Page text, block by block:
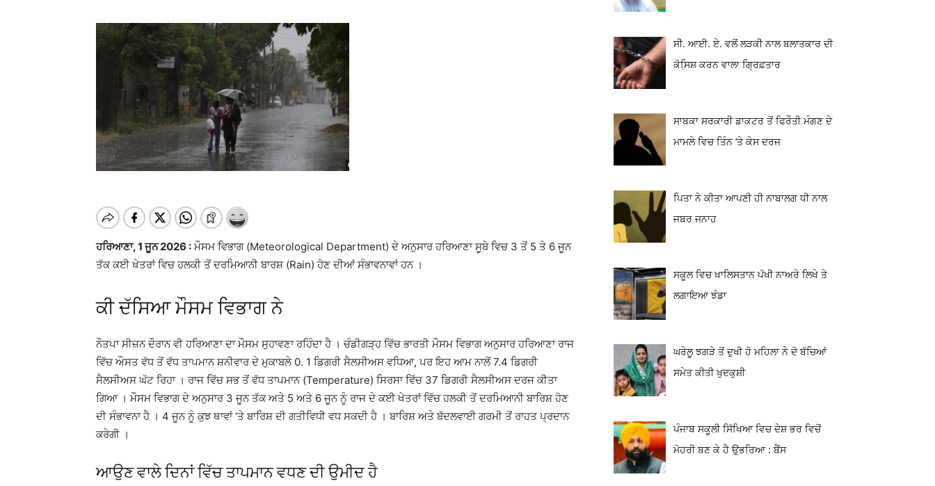
ਹਰਿਆਣਾ, 1 ਜੂਨ 2026 : ਮੌਸਮ ਵਿਭਾਗ (Meteorological Department) ਦੇ ਅਨੁਸਾਰ ਹਰਿਆਣਾ ਸੂਬੇ ਵਿਚ 3 ਤੋਂ 5 ਤੇ 6 ਜੂਨ
ਤੱਕ ਕਈ ਖੇਤਰਾਂ ਵਿਚ ਹਲਕੀ ਤੋਂ ਦਰਮਿਆਨੀ ਬਾਰਸ਼ (Rain) ਹੋਣ ਦੀਆਂ ਸੰਭਾਵਨਾਵਾਂ ਹਨ ।
ਕੀ ਦੱਸਿਆ ਮੌਸਮ ਵਿਭਾਗ ਨੇ
ਨੌਤਪਾ ਸੀਜ਼ਨ ਦੌਰਾਨ ਵੀ ਹਰਿਆਣਾ ਦਾ ਮੌਸਮ ਸੁਹਾਵਣਾ ਰਹਿੰਦਾ ਹੈ । ਚੰਡੀਗੜ੍ਹ ਵਿੱਚ ਭਾਰਤੀ ਮੌਸਮ ਵਿਭਾਗ ਅਨੁਸਾਰ ਹਰਿਆਣਾ ਰਾਜ
ਵਿੱਚ ਔਸਤ ਵੱਧ ਤੋਂ ਵੱਧ ਤਾਪਮਾਨ ਸ਼ਨੀਵਾਰ ਦੇ ਮੁਕਾਬਲੇ 0. 1 ਡਿਗਰੀ ਸੈਲਸੀਅਸ ਵਧਿਆ, ਪਰ ਇਹ ਆਮ ਨਾਲੋਂ 7.4 ਡਿਗਰੀ
ਸੈਲਸੀਅਸ ਘੱਟ ਰਿਹਾ । ਰਾਜ ਵਿੱਚ ਸਭ ਤੋਂ ਵੱਧ ਤਾਪਮਾਨ (Temperature) ਸਿਰਸਾ ਵਿੱਚ 37 ਡਿਗਰੀ ਸੈਲਸੀਅਸ ਦਰਜ ਕੀਤਾ
ਗਿਆ । ਮੌਸਮ ਵਿਭਾਗ ਦੇ ਅਨੁਸਾਰ 3 ਜੂਨ ਤੱਕ ਅਤੇ 5 ਅਤੇ 6 ਜੂਨ ਨੂੰ ਰਾਜ ਦੇ ਕਈ ਖੇਤਰਾਂ ਵਿੱਚ ਹਲਕੀ ਤੋਂ ਦਰਮਿਆਨੀ ਬਾਰਿਸ਼ ਹੋਣ
ਦੀ ਸੰਭਾਵਨਾ ਹੈ । 4 ਜੂਨ ਨੂੰ ਕੁਝ ਥਾਵਾਂ ‘ਤੇ ਬਾਰਿਸ਼ ਦੀ ਗਤੀਵਿਧੀ ਵਧ ਸਕਦੀ ਹੈ । ਬਾਰਿਸ਼ ਅਤੇ ਬੱਦਲਵਾਈ ਗਰਮੀ ਤੋਂ ਰਾਹਤ ਪ੍ਰਦਾਨ
ਕਰੇਗੀ ।
ਆਉਣ ਵਾਲੇ ਦਿਨਾਂ ਵਿੱਚ ਤਾਪਮਾਨ ਵਧਣ ਦੀ ਉਮੀਦ ਹੈ
ਸੀ. ਆਈ. ਏ. ਵਲੋਂ ਲੜਕੀ ਨਾਲ ਬਲਾਤਕਾਰ ਦੀ
ਕੋਸਿ਼ਸ਼ ਕਰਨ ਵਾਲਾ ਗ੍ਰਿਫ਼ਤਾਰ
ਸਾਬਕਾ ਸਰਕਾਰੀ ਡਾਕਟਰ ਤੋਂ ਫਿਰੌਤੀ ਮੰਗਣ ਦੇ
ਮਾਮਲੇ ਵਿਚ ਤਿੰਨ ‘ਤੇ ਕੇਸ ਦਰਜ
ਪਿਤਾ ਨੇ ਕੀਤਾ ਆਪਣੀ ਹੀ ਨਾਬਾਲਗ ਧੀ ਨਾਲ
ਜਬਰ ਜਨਾਹ
ਸਕੂਲ ਵਿਚ ਖਾਲਿਸਤਾਨ ਪੱਖੀ ਨਾਅਰੇ ਲਿਖੇ ਤੇ
ਲਗਾਇਆ ਝੰਡਾ
ਘਰੇਲੂ ਝਗੜੇ ਤੋਂ ਦੁਖੀ ਹੋ ਮਹਿਲਾ ਨੇ ਦੋ ਬੱਚਿਆਂ
ਸਮੇਤ ਕੀਤੀ ਖੁਦਕੁਸ਼ੀ
ਪੰਜਾਬ ਸਕੂਲੀ ਸਿੱਖਿਆ ਵਿਚ ਦੇਸ਼ ਭਰ ਵਿਚੋਂ
ਮੋਹਰੀ ਬਣ ਕੇ ਹੈ ਉਭਰਿਆ : ਬੈਂਸ